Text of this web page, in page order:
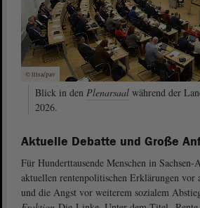
© ltlsa/pav
Blick in den Plenarsaal während der
2026.
Aktuelle Debatte und Große
Für Hunderttausende Menschen in Sachsen-
aktuellen rentenpolitischen Erklärungen vor
und die Angst vor weiterem sozialem